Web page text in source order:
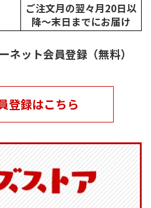
ご注文月の翌々月20日以
降～末日までにお届け
ネット会員登録（無料）
登録はこちら